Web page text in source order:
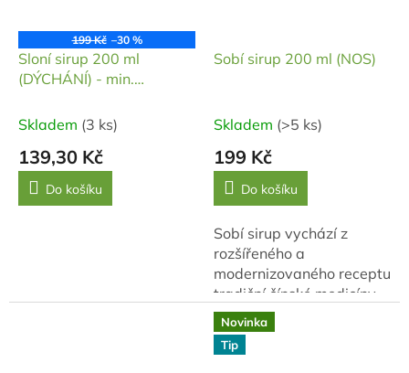
199 Kč –30 %
Sloní sirup 200 ml
(DÝCHÁNÍ) - min.
Skladem (3 ks)
139,30 Kč
Do košíku
Sobí sirup 200 ml (NOS)
Skladem (>5 ks)
199 Kč
Do košíku
Sobí sirup vychází z
rozšířeného a
modernizovaného receptu
tradiční čínské medicíny
Bi Yan Wan doplněného o
vitální houby Reishi a
Pornatku. Sobí sirup je
Novinka
Tip